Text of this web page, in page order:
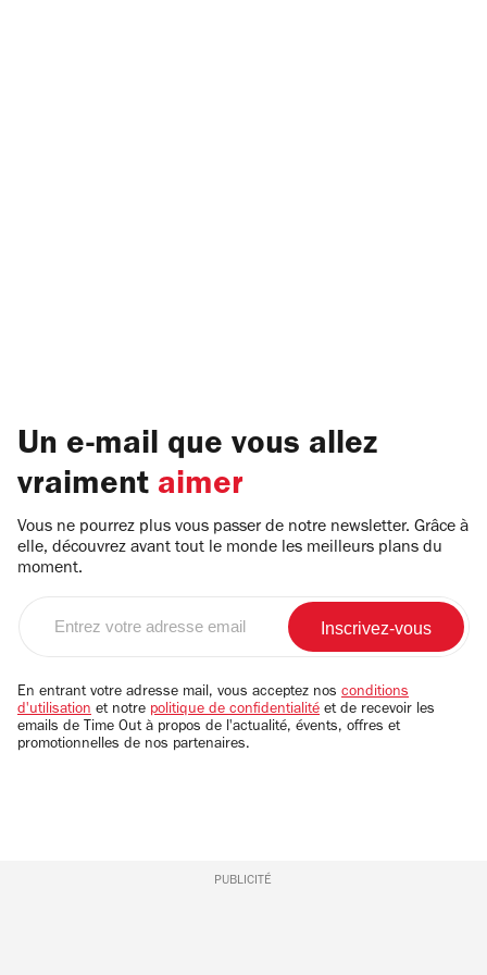
Un e-mail que vous allez
vraiment aimer
Vous ne pourrez plus vous passer de notre newsletter. Grâce à
elle, découvrez avant tout le monde les meilleurs plans du
moment.
email
En entrant votre adresse mail, vous acceptez nos conditions
d'utilisation et notre politique de confidentialité et de recevoir les
emails de Time Out à propos de l'actualité, évents, offres et
promotionnelles de nos partenaires.
PUBLICITÉ